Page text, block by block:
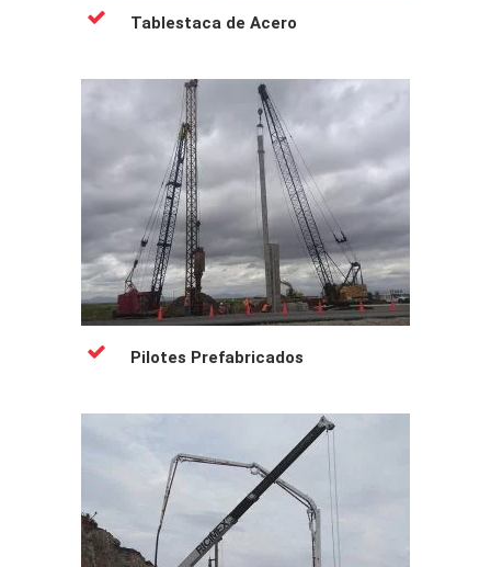
Tablestaca de Acero
Pilotes Prefabricados